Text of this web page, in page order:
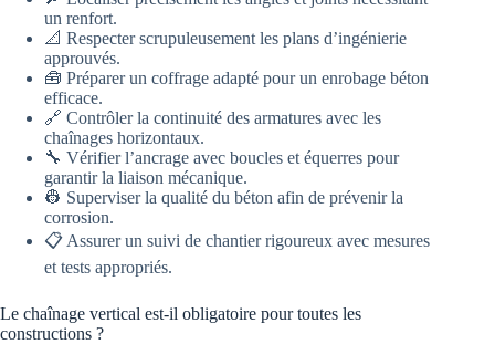
un renfort.
📐 Respecter scrupuleusement les plans d’ingénierie
approuvés.
🧰 Préparer un coffrage adapté pour un enrobage béton
efficace.
🔗 Contrôler la continuité des armatures avec les
chaînages horizontaux.
🔧 Vérifier l’ancrage avec boucles et équerres pour
garantir la liaison mécanique.
👷 Superviser la qualité du béton afin de prévenir la
corrosion.
📋 Assurer un suivi de chantier rigoureux avec mesures
et tests appropriés.
Le chaînage vertical est-il obligatoire pour toutes les
constructions ?